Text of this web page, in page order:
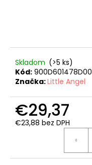
Skladom (>5 ks)
Kód: 900D601478D00
Značka:Little Angel
€29,37
€23,88 bez DPH